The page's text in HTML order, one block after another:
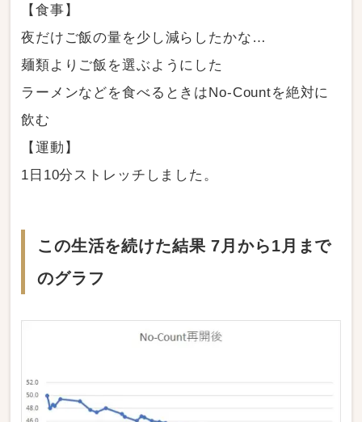
【食事】
夜だけご飯の量を少し減らしたかな…
麺類よりご飯を選ぶようにした
ラーメンなどを食べるときはNo-Countを絶対に
飲む
【運動】
1日10分ストレッチしました。
この生活を続けた結果 7月から1月まで
のグラフ